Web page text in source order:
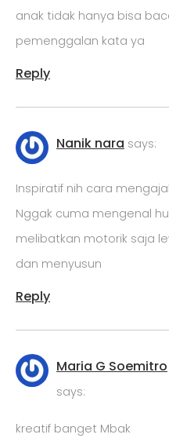
anak tidak hanya bisa
pemenggalan kata ya
Reply
Nanik nara says:
Inspiratif nih cara
Nggak cuma mengenal
melibatkan motorik saja
dan menyusun
Reply
Maria G Soemitro
says:
kreatif banget Mbak